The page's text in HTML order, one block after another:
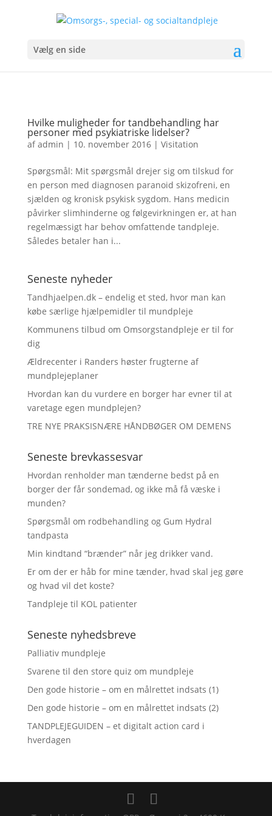
Vælg en side
Hvilke muligheder for tandbehandling har
personer med psykiatriske lidelser?
afadmin | 10. november 2016| Visitation
Spørgsmål: Mit spørgsmål drejer sig om tilskud for
en person med diagnosen paranoid skizofreni, en
sjælden og kronisk psykisk sygdom. Hans medicin
påvirker slimhinderne og følgevirkningen er, at han
regelmæssigt har behov omfattende tandpleje.
Således betaler han i...
Seneste nyheder
Tandhjaelpen.dk – endelig et sted, hvor man kan
købe særlige hjælpemidler til mundpleje
Kommunens tilbud om Omsorgstandpleje er til for
dig
Ældrecenter i Randers høster frugterne af
mundplejeplaner
Hvordan kan du vurdere en borger har evner til at
varetage egen mundplejen?
TRE NYE PRAKSISNÆRE HÅNDBØGER OM DEMENS
Seneste brevkassesvar
Hvordan renholder man tænderne bedst på en
borger der får sondemad, og ikke må få væske i
munden?
Spørgsmål om rodbehandling og Gum Hydral
tandpasta
Min kindtand “brænder” når jeg drikker vand.
Er om der er håb for mine tænder, hvad skal jeg gøre
og hvad vil det koste?
Tandpleje til KOL patienter
Seneste nyhedsbreve
Palliativ mundpleje
Svarene til den store quiz om mundpleje
Den gode historie – om en målrettet indsats (1)
Den gode historie – om en målrettet indsats (2)
TANDPLEJEGUIDEN – et digitalt action card i
hverdagen